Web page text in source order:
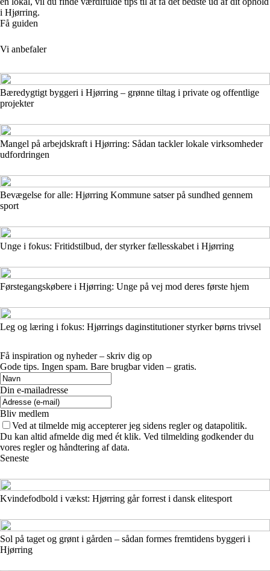
i Hjørring.
Få guiden
Vi anbefaler
Bæredygtigt byggeri i Hjørring – grønne tiltag i private og offentlige
projekter
Mangel på arbejdskraft i Hjørring: Sådan tackler lokale virksomheder
udfordringen
Bevægelse for alle: Hjørring Kommune satser på sundhed gennem
sport
Unge i fokus: Fritidstilbud, der styrker fællesskabet i Hjørring
Førstegangskøbere i Hjørring: Unge på vej mod deres første hjem
Leg og læring i fokus: Hjørrings daginstitutioner styrker børns trivsel
Få inspiration og nyheder – skriv dig op
Gode tips. Ingen spam. Bare brugbar viden – gratis.
Din e-mailadresse
Bliv medlem
Ved at tilmelde mig accepterer jeg sidens regler og datapolitik.
Du kan altid afmelde dig med ét klik. Ved tilmelding godkender du
vores regler og håndtering af data.
Seneste
Kvindefodbold i vækst: Hjørring går forrest i dansk elitesport
Sol på taget og grønt i gården – sådan formes fremtidens byggeri i
Hjørring